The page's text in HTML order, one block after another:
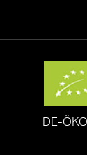
DE-